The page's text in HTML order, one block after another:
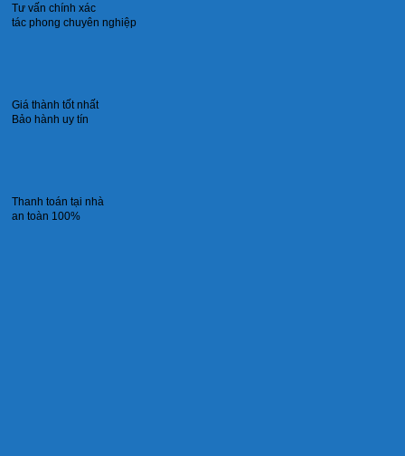
Tư vấn chính xác
tác phong chuyên nghiệp
Giá thành tốt nhất
Bảo hành uy tín
Thanh toán tại nhà
an toàn 100%